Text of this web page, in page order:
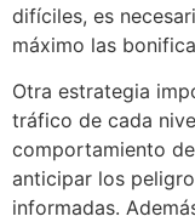
difíciles, es
máximo las
Otra estrategia
tráfico de cada
comportamiento
anticipar los
informadas.